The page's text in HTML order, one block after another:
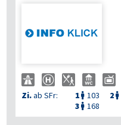
Zi.ab SFr: 1  103 2 
3  168